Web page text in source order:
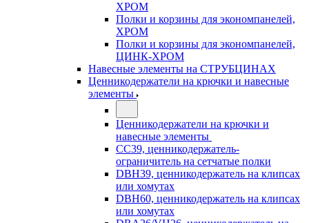
ХРОМ
Полки и корзины для экономпанелей,
ХРОМ
Полки и корзины для экономпанелей,
ЦИНК-ХРОМ
Навесные элементы на СТРУБЦИНАХ
Ценникодержатели на крючки и навесные
элементы
Ценникодержатели на крючки и
навесные элементы
CC39, ценникодержатель-
ограничитель на сетчатые полки
DBH39, ценникодержатель на клипсах
или хомутах
DBH60, ценникодержатель на клипсах
или хомутах